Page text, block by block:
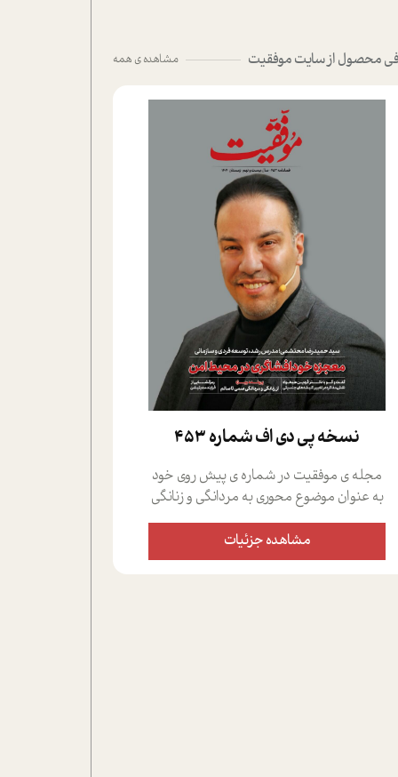
محصول از سایت موفقیت مشاهده ی همه
نسخه پي دي اف شماره 453
مجله ی موفقیت در شماره ی پیش روی خود
به عنوان موضوع محوری به مردانگی و زنانگی
سمی پرداخته است؛ علاوه بر این که؛ گفت و
گویی اختصاصی داشته ایم با فردین علیخواه،
جامعه شناس در بخش های مختلف تلاش
مشاهده جزئیات